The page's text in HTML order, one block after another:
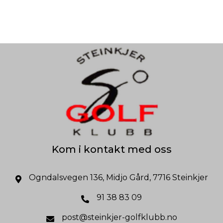
Kom i kontakt med oss
Ogndalsvegen 136, Midjo Gård, 7716 Steinkjer
91 38 83 09
post@steinkjer-golfklubb.no